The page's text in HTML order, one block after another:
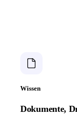
Wissen
Dokumente,